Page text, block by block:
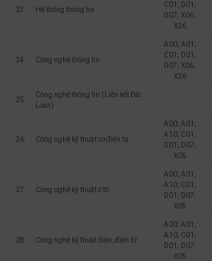
23 Hệ thống thông tin
C01; D01;
D07; X06;
X26
24 Công nghệ thông tin
A00; A01;
C01; D01;
D07; X06;
X26
25
Công nghệ thông tin (Liên kết Đài
Loan)
26 Công nghệ kỹ thuật cơ điện tử
A00; A01;
A10; C01;
D01; D07;
X05
27 Công nghệ kỹ thuật ô tô
A00; A01;
A10; C01;
D01; D07;
X05
28 Công nghệ kỹ thuật điện, điện tử
A00; A01;
A10; C01;
D01; D07;
X05